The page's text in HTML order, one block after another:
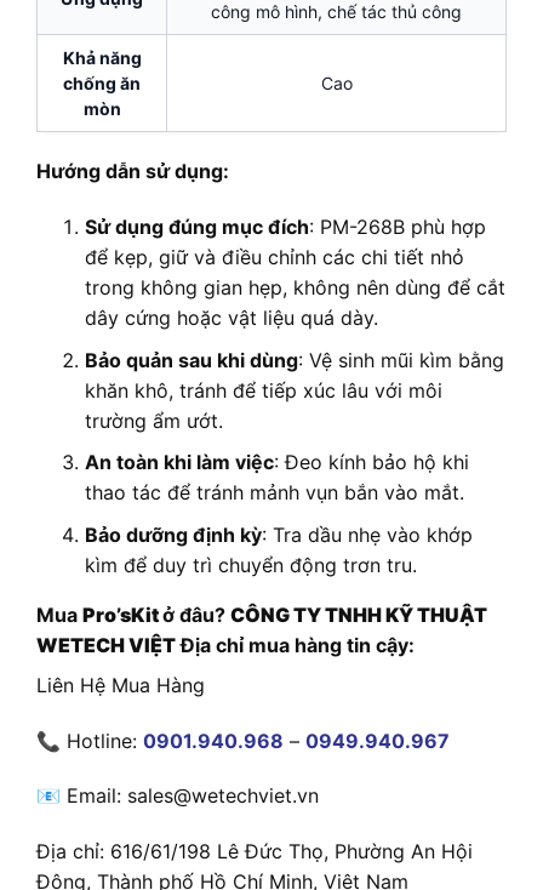
công mô hình, chế tác thủ công
Khả năng
chống ăn
mòn
Cao
Hướng dẫn sử dụng:
Sử dụng đúng mục đích: PM-268B phù hợp
để kẹp, giữ và điều chỉnh các chi tiết nhỏ
trong không gian hẹp, không nên dùng để cắt
dây cứng hoặc vật liệu quá dày.
Bảo quản sau khi dùng: Vệ sinh mũi kìm bằng
khăn khô, tránh để tiếp xúc lâu với môi
trường ẩm ướt.
An toàn khi làm việc: Đeo kính bảo hộ khi
thao tác để tránh mảnh vụn bắn vào mắt.
Bảo dưỡng định kỳ: Tra dầu nhẹ vào khớp
kìm để duy trì chuyển động trơn tru.
Mua Pro’sKitở đâu? CÔNG TY TNHH KỸ THUẬT
WETECH VIỆTĐịa chỉ mua hàng tin cậy:
Liên Hệ Mua Hàng
📞 Hotline: 0901.940.968 – 0949.940.967
📧 Email: sales@wetechviet.vn
Địa chỉ: 616/61/198 Lê Đức Thọ, Phường An Hội
Đông, Thành phố Hồ Chí Minh, Việt Nam